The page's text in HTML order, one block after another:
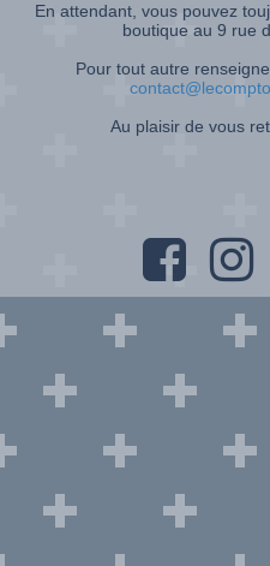
En attendant, vous pouvez
boutique au 9 rue
Pour tout autre
Au plaisir de vous